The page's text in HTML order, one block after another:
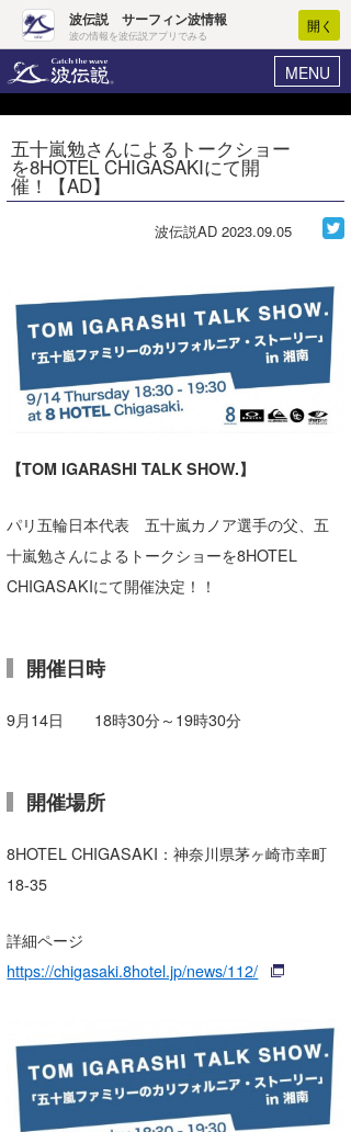
波伝説 サーフィン波情報
波の情報を波伝説アプリでみる
開く
MENU
ヘルプ マイホーム
ログイン
WAVE HUNTER波予想ツール
気象情報
ニュース
サーフィンエリアガイド
会員メニュー
今月のプレゼント
五十嵐勉さんによるトークショー
を8HOTEL CHIGASAKIにて開
催！【AD】
波伝説AD 2023.09.05
【TOM IGARASHI TALK SHOW.】
パリ五輪日本代表 五十嵐カノア選手の父、五
十嵐勉さんによるトークショーを8HOTEL
CHIGASAKIにて開催決定！！
開催日時
9月14日 18時30分～19時30分
開催場所
8HOTEL CHIGASAKI：神奈川県茅ヶ崎市幸町
18-35
詳細ページ
https://chigasaki.8hotel.jp/news/112/
Core Surf Japan
コンテスト
ファッション/グッズ
コラム
ショップ情報
ショップ情報
千葉北
伊豆
四国
ウラナミ
その他
ルール＆How to
サーファーズ
ライター/寄稿メディア
Naoya Kimoto
mitsuteru Kamio
メディア
SURFMEDIA
波伝説アンバサダー/プロライダー